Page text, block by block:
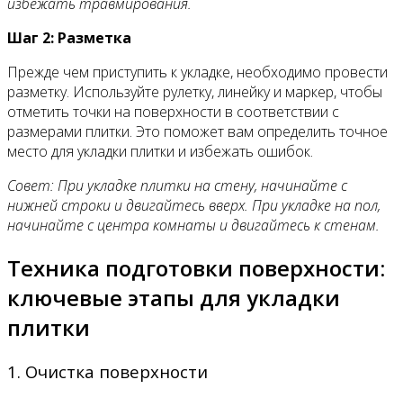
избежать травмирования.
Шаг 2: Разметка
Прежде чем приступить к укладке, необходимо провести
разметку. Используйте рулетку, линейку и маркер, чтобы
отметить точки на поверхности в соответствии с
размерами плитки. Это поможет вам определить точное
место для укладки плитки и избежать ошибок.
Совет: При укладке плитки на стену, начинайте с
нижней строки и двигайтесь вверх. При укладке на пол,
начинайте с центра комнаты и двигайтесь к стенам.
Техника подготовки поверхности:
ключевые этапы для укладки
плитки
1. Очистка поверхности